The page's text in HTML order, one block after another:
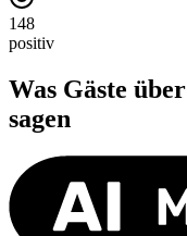
148
positiv
Was Gäste über
sagen